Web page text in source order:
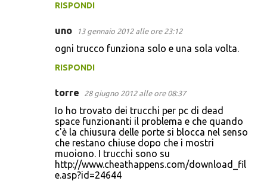
RISPONDI
uno 13 gennaio 2012 alle ore 23:12
ogni trucco funziona solo e una sola volta.
RISPONDI
torre 28 giugno 2012 alle ore 08:37
Io ho trovato dei trucchi per pc di dead
space funzionanti il problema e che quando
c'è la chiusura delle porte si blocca nel senso
che restano chiuse dopo che i mostri
muoiono. I trucchi sono su
http://www.cheathappens.com/download_fil
e.asp?id=24644